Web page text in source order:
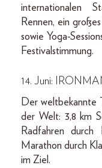
internationalen
Rennen, ein
sowie Yoga-
Festivalstimmung.
14. Juni:
Der weltbekannte
der Welt: 3,8 km
Radfahren durch
Marathon durch
im Ziel.